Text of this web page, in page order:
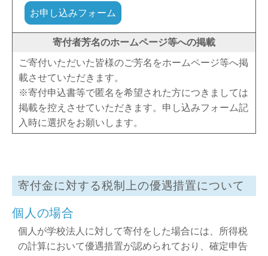
お申し込みフォーム
寄付者芳名のホームページ等への掲載
ご寄付いただいた皆様のご芳名をホームページ等へ掲
載させていただきます。
※寄付申込書等で匿名を希望された方につきましては
掲載を控えさせていただきます。申し込みフォーム記
入時に選択をお願いします。
寄付金に対する税制上の優遇措置について
個人の場合
個人が学校法人に対して寄付をした場合には、所得税
の計算において優遇措置が認められており、確定申告